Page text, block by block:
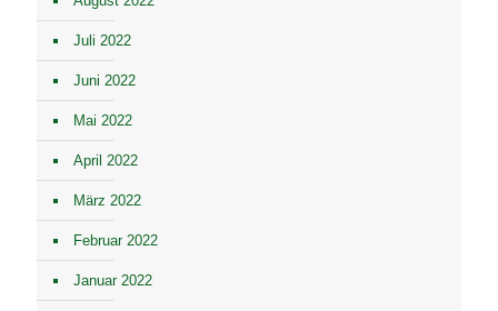
Juli 2022
Juni 2022
Mai 2022
April 2022
März 2022
Februar 2022
Januar 2022